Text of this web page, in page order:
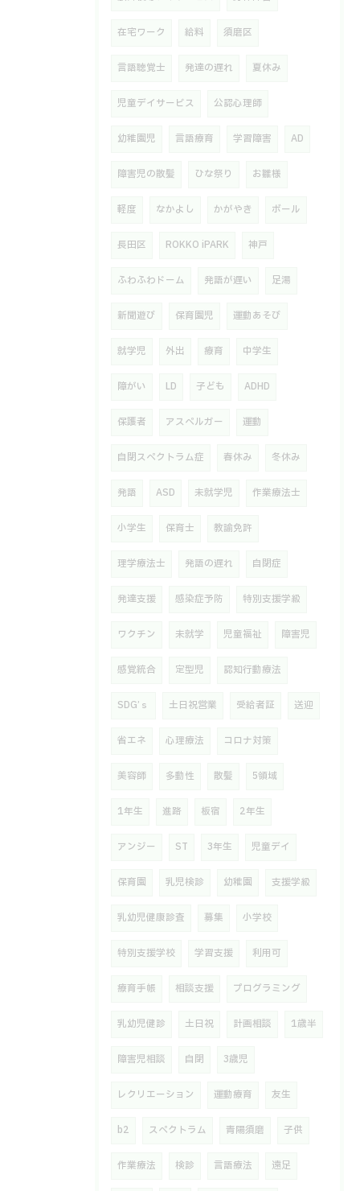
在宅ワーク 給料 須磨区
言語聴覚士 発達の遅れ 夏休み
児童デイサービス 公認心理師
幼稚園児 言語療育 学習障害 AD
障害児の散髪 ひな祭り お雛様
軽度 なかよし かがやき ボール
長田区 ROKKO iPARK 神戸
ふわふわドーム 発語が遅い 足湯
新聞遊び 保育園児 運動あそび
就学児 外出 療育 中学生
障がい LD 子ども ADHD
保護者 アスペルガー 運動
自閉スペクトラム症 春休み 冬休み
発語 ASD 未就学児 作業療法士
小学生 保育士 教諭免許
理学療法士 発語の遅れ 自閉症
発達支援 感染症予防 特別支援学級
ワクチン 未就学 児童福祉 障害児
感覚統合 定型児 認知行動療法
SDG’ｓ 土日祝営業 受給者証 送迎
省エネ 心理療法 コロナ対策
美容師 多動性 散髪 5領域
1年生 進路 板宿 2年生
アンジー ST 3年生 児童デイ
保育園 乳児検診 幼稚園 支援学級
乳幼児健康診査 募集 小学校
特別支援学校 学習支援 利用可
療育手帳 相談支援 プログラミング
乳幼児健診 土日祝 計画相談 1歳半
障害児相談 自閉 3歳児
レクリエーション 運動療育 友生
b2 スペクトラム 青陽須磨 子供
作業療法 検診 言語療法 遠足